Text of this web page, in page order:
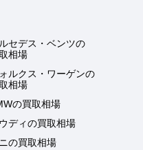
セデス・ベンツの
相場
ルクス・ワーゲンの
相場
の買取相場
ディの買取相場
の買取相場